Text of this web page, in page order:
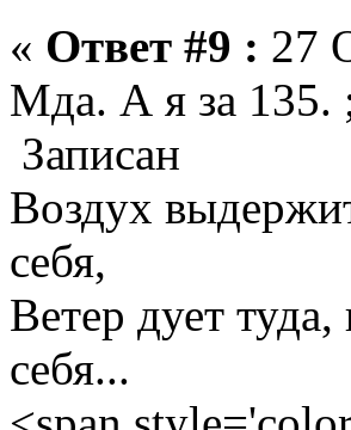
« Ответ #9 : 27
Мда. А я за 135.
Записан
Воздух
себя,
Ветер дует
себя...